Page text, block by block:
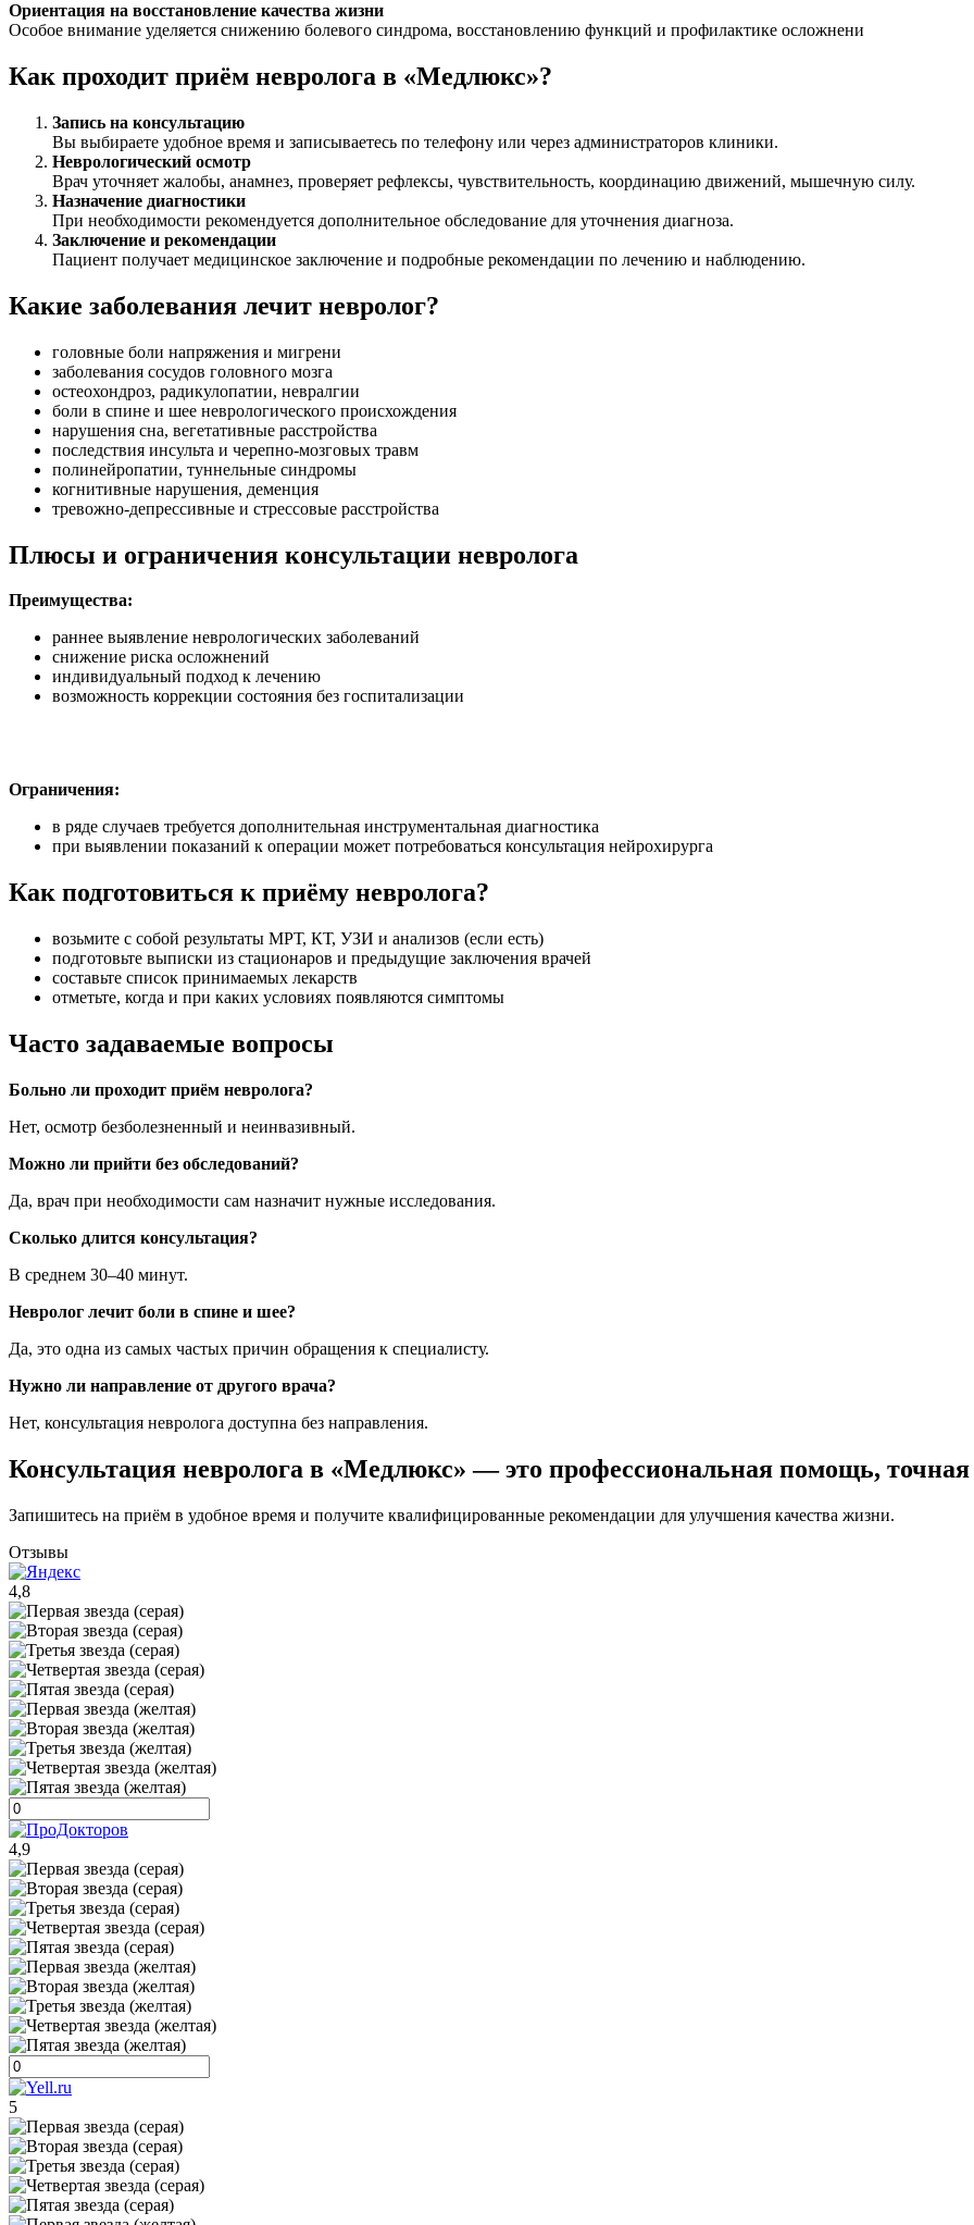
Ориентация на восстановление качества жизни
Особое внимание уделяется снижению болевого синдрома, восстановлению функций и профилактике осложнени
Как проходит приём невролога в «Медлюкс»?
Запись на консультацию
Вы выбираете удобное время и записываетесь по телефону или через администраторов клиники.
Неврологический осмотр
Врач уточняет жалобы, анамнез, проверяет рефлексы, чувствительность, координацию движений, мышечную силу.
Назначение диагностики
При необходимости рекомендуется дополнительное обследование для уточнения диагноза.
Заключение и рекомендации
Пациент получает медицинское заключение и подробные рекомендации по лечению и наблюдению.
Какие заболевания лечит невролог?
головные боли напряжения и мигрени
заболевания сосудов головного мозга
остеохондроз, радикулопатии, невралгии
боли в спине и шее неврологического происхождения
нарушения сна, вегетативные расстройства
последствия инсульта и черепно-мозговых травм
полинейропатии, туннельные синдромы
когнитивные нарушения, деменция
тревожно-депрессивные и стрессовые расстройства
Плюсы и ограничения консультации невролога
Преимущества:
раннее выявление неврологических заболеваний
снижение риска осложнений
индивидуальный подход к лечению
возможность коррекции состояния без госпитализации
Ограничения:
в ряде случаев требуется дополнительная инструментальная диагностика
при выявлении показаний к операции может потребоваться консультация нейрохирурга
Как подготовиться к приёму невролога?
возьмите с собой результаты МРТ, КТ, УЗИ и анализов (если есть)
подготовьте выписки из стационаров и предыдущие заключения врачей
составьте список принимаемых лекарств
отметьте, когда и при каких условиях появляются симптомы
Часто задаваемые вопросы
Больно ли проходит приём невролога?
Нет, осмотр безболезненный и неинвазивный.
Можно ли прийти без обследований?
Да, врач при необходимости сам назначит нужные исследования.
Сколько длится консультация?
В среднем 30–40 минут.
Невролог лечит боли в спине и шее?
Да, это одна из самых частых причин обращения к специалисту.
Нужно ли направление от другого врача?
Нет, консультация невролога доступна без направления.
Консультация невролога в «Медлюкс» — это профессиональная помощь, точная
Запишитесь на приём в удобное время и получите квалифицированные рекомендации для улучшения качества жизни.
Отзывы
4,8
4,9
5